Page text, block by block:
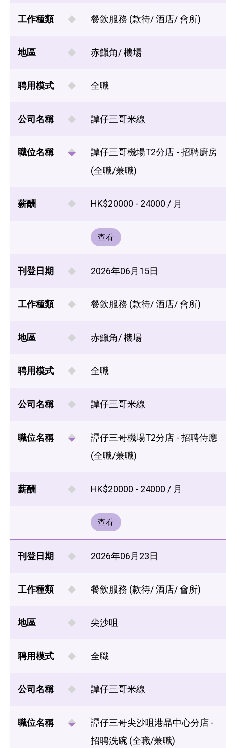
工作種類 餐飲服務 (款待/ 酒店/ 會所)
地區 赤鱲角/ 機場
聘用模式 全職
公司名稱 譚仔三哥米線
職位名稱
譚仔三哥機場T2分店 - 招聘廚房
(全職/兼職)
薪酬 HK$20000 - 24000 / 月
查看
刊登日期 2026年06月15日
工作種類 餐飲服務 (款待/ 酒店/ 會所)
地區 赤鱲角/ 機場
聘用模式 全職
公司名稱 譚仔三哥米線
職位名稱
譚仔三哥機場T2分店 - 招聘侍應
(全職/兼職)
薪酬 HK$20000 - 24000 / 月
查看
刊登日期 2026年06月23日
工作種類 餐飲服務 (款待/ 酒店/ 會所)
地區 尖沙咀
聘用模式 全職
公司名稱 譚仔三哥米線
職位名稱
譚仔三哥尖沙咀港晶中心分店 -
招聘洗碗 (全職/兼職)